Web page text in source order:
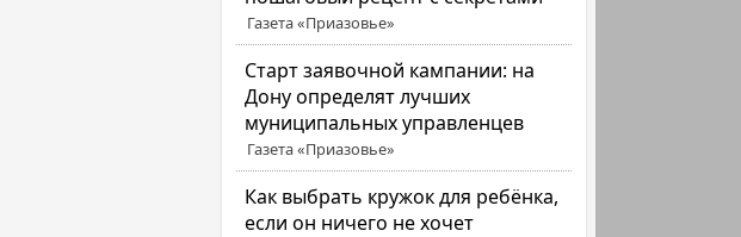
Газета «Приазовье»
Старт заявочной кампании: на
Дону определят лучших
муниципальных управленцев
Газета «Приазовье»
Как выбрать кружок для ребёнка,
если он ничего не хочет